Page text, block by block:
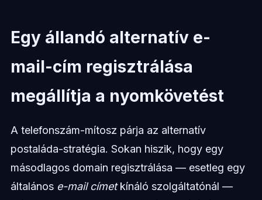
Egy állandó alternatív e-
mail-cím regisztrálása
megállítja a nyomkövetést
A telefonszám-mítosz párja az alternatív
postaláda-stratégia. Sokan hiszik, hogy egy
másodlagos domain regisztrálása — esetleg egy
általános e-mail címetkínáló szolgáltatónál —